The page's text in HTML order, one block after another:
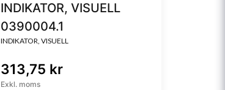
INDIKATOR, VISUELL
0390004.1
INDIKATOR, VISUELL
313,75 kr
Exkl. moms